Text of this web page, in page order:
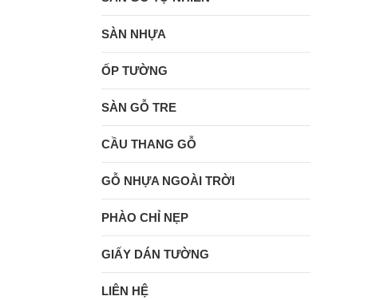
SÀN NHỰA
ỐP TƯỜNG
SÀN GỖ TRE
CẦU THANG GỖ
GỖ NHỰA NGOÀI TRỜI
PHÀO CHỈ NẸP
GIẤY DÁN TƯỜNG
LIÊN HỆ